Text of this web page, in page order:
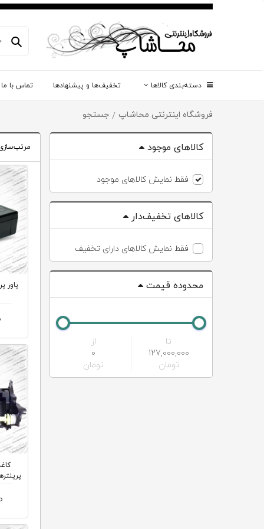
دسته‌بندی کالاها تخفیف‌ها و پیشنهادها تماس با ما
فروشگاه اینترنتی محاشاپ / جستجو
کالاهای موجود
فقط نمایش کالاهای موجود
کالاهای تخفیف‌دار
فقط نمایش کالاهای دارای تخفیف
محدوده قیمت
تا
127,000,000
تومان
از
0
تومان